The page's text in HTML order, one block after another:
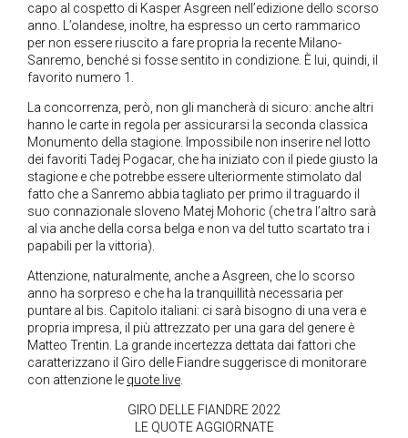
capo al cospetto di Kasper Asgreen nell’edizione dello scorso
anno. L’olandese, inoltre, ha espresso un certo rammarico
per non essere riuscito a fare propria la recente Milano-
Sanremo, benché si fosse sentito in condizione. È lui, quindi, il
favorito numero 1.
La concorrenza, però, non gli mancherà di sicuro: anche altri
hanno le carte in regola per assicurarsi la seconda classica
Monumento della stagione. Impossibile non inserire nel lotto
dei favoriti Tadej Pogacar, che ha iniziato con il piede giusto la
stagione e che potrebbe essere ulteriormente stimolato dal
fatto che a Sanremo abbia tagliato per primo il traguardo il
suo connazionale sloveno Matej Mohoric (che tra l’altro sarà
al via anche della corsa belga e non va del tutto scartato tra i
papabili per la vittoria).
Attenzione, naturalmente, anche a Asgreen, che lo scorso
anno ha sorpreso e che ha la tranquillità necessaria per
puntare al bis. Capitolo italiani: ci sarà bisogno di una vera e
propria impresa, il più attrezzato per una gara del genere è
Matteo Trentin. La grande incertezza dettata dai fattori che
caratterizzano il Giro delle Fiandre suggerisce di monitorare
con attenzione le quote live.
GIRO DELLE FIANDRE 2022
LE QUOTE AGGIORNATE